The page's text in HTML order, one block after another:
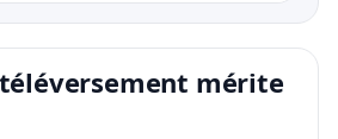
mérite